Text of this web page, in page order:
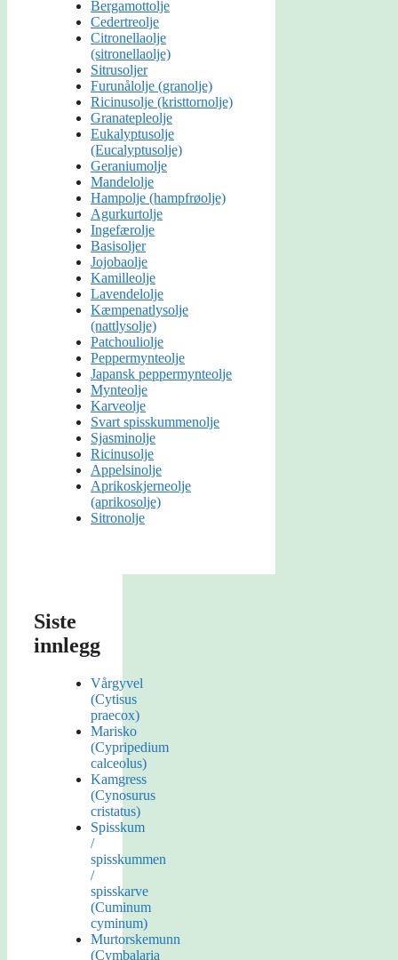
Bergamottolje
Cedertreolje
Citronellaolje
(sitronellaolje)
Sitrusoljer
Furunålolje (granolje)
Ricinusolje (kristtornolje)
Granatepleolje
Eukalyptusolje
(Eucalyptusolje)
Geraniumolje
Mandelolje
Hampolje (hampfrøolje)
Agurkurtolje
Ingefærolje
Basisoljer
Jojobaolje
Kamilleolje
Lavendelolje
Kæmpenatlysolje
(nattlysolje)
Patchouliolje
Peppermynteolje
Japansk peppermynteolje
Mynteolje
Karveolje
Svart spisskummenolje
Sjasminolje
Ricinusolje
Appelsinolje
Aprikoskjerneolje
(aprikosolje)
Sitronolje
Siste
innlegg
Vårgyvel
(Cytisus
praecox)
Marisko
(Cypripedium
calceolus)
Kamgress
(Cynosurus
cristatus)
Spisskum
/
spisskummen
/
spisskarve
(Cuminum
cyminum)
Murtorskemunn
(Cymbalaria